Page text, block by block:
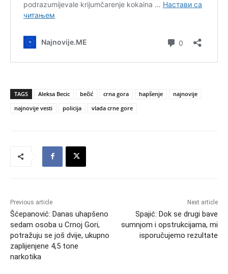
TAGS Aleksa Becic bečić crna gora hapšenje
najnovije
najnovije vesti
policija vlada crne gore
Previous article
Šćepanović: Danas uhapšeno
sedam osoba u Crnoj Gori,
potražuju se još dvije, ukupno
zaplijenjene 4,5 tone
narkotika
Next article
Spajić: Dok se drugi bave
sumnjom i opstrukcijama, mi
isporučujemo rezultate